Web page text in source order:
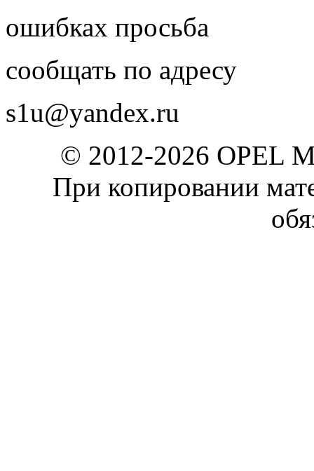
ошибках просьба
сообщать по адресу
s1u@yandex.ru
© 2012-2026 OPEL
При копировании